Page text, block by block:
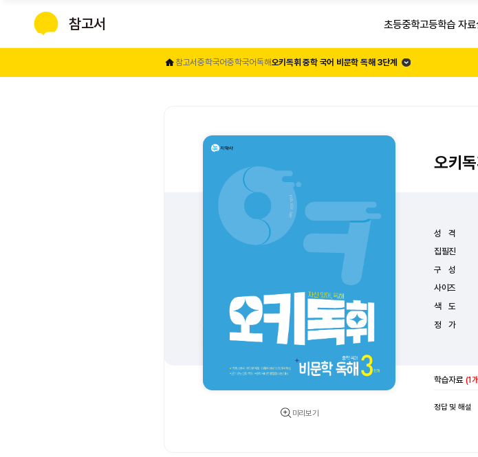
지학사
참고서 초등중학고등학습 자료
참고서중학국어중학국어독해오키독휘 중학 국어 비문학 독해 3단계
미리보기
오키
성 격
집필진
구 성
사이즈
색 도
정 가
학습자료 (1
정답 및 해설